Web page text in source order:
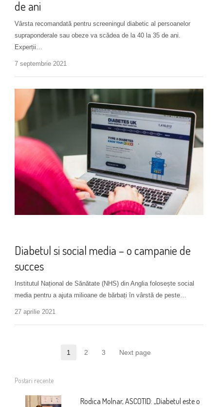
de ani
Vârsta recomandată pentru screeningul diabetic al persoanelor
supraponderale sau obeze va scădea de la 40 la 35 de ani.
Experții…
7 septembrie 2021
Diabetul si social media – o campanie de
succes
Institutul Național de Sănătate (NHS) din Anglia folosește social
media pentru a ajuta milioane de bărbați în vârstă de peste…
27 aprilie 2021
Page
1 Page
2 Page
3 Next page
Postari recente
Rodica Molnar, ASCOTID: „Diabetul este o